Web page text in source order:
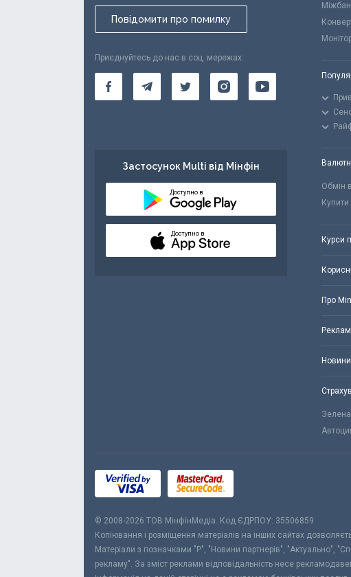
Повідомити про помилку
Приєднуйтесь до нас в соц. мережах:
Застосунок Multi від Мінфін
Доступно в
Доступно в
Обмін
Курси
Про
Новини
© 2008-2026 ТОВ МiнфiнМедiа. Код ЄДРПОУ: 35506859
Копіювання і розміщення матеріалів на інших сайтах
Матеріали з позначками "Р", "Новини партнерів", "Актуально",
рекламу". За зміст реклами відповідальність несе